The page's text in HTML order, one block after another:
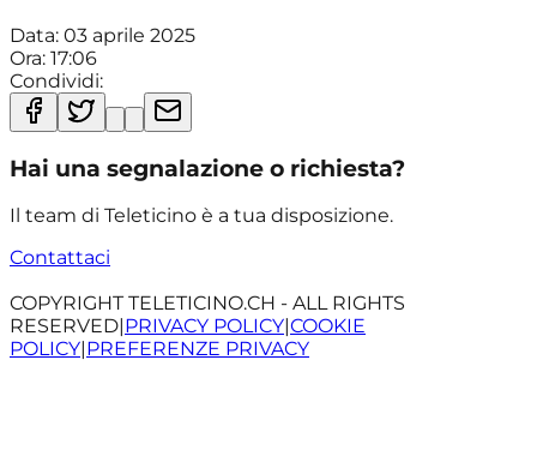
Data: 03 aprile 2025
Ora: 17:06
Condividi:
Hai una segnalazione o richiesta?
Il team di Teleticino è a tua disposizione.
Contattaci
COPYRIGHT TELETICINO.CH - ALL RIGHTS
RESERVED|PRIVACY POLICY|COOKIE
POLICY|PREFERENZE PRIVACY